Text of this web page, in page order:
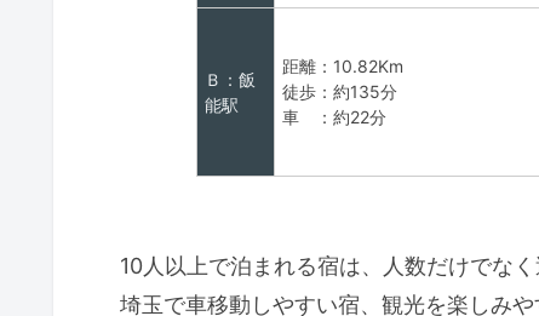
Ｂ：飯
能駅
距離：10.82Km
徒歩：約135分
車 ：約22分
10人以上で泊まれる宿は、人数だけでな
埼玉で車移動しやすい宿、観光を楽しみ